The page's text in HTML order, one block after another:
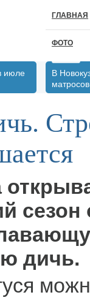
ГЛАВНАЯ
ФОТО
июле
В
сезон
дичь.